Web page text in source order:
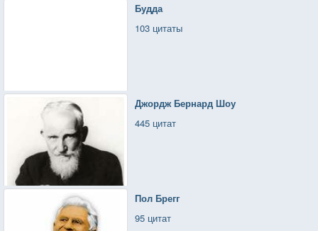
Будда
103 цитаты
Джордж Бернард Шоу
445 цитат
Пол Брегг
95 цитат